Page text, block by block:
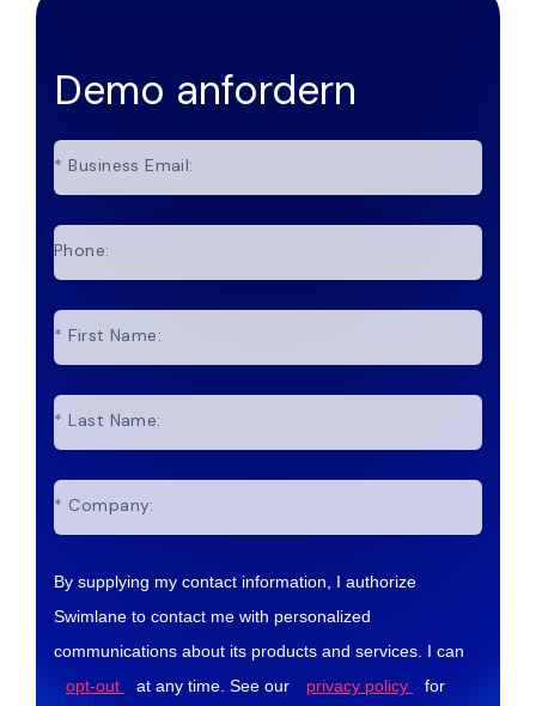
Demo anfordern
* Business Email:
Phone:
* First Name:
* Last Name:
* Company:
By supplying my contact information, I authorize
Swimlane to contact me with personalized
communications about its products and services. I can
opt-out
at any time. See our privacy policy for